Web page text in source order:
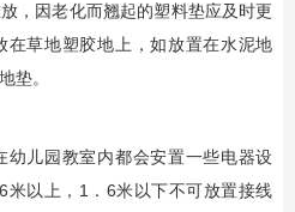
，因老化而翘起的塑料垫应及时更
在草地塑胶地上，如放置在水泥地
垫。
幼儿园教室内都会安置一些电器设
米以上，1．6米以下不可放置接线